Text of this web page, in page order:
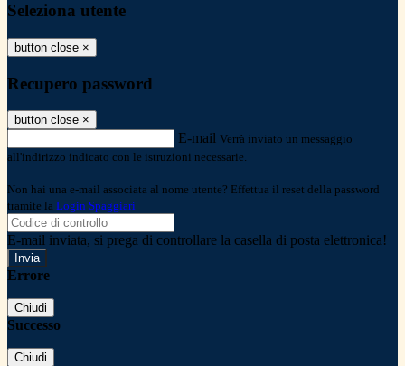
Seleziona utente
button close ×
Recupero password
button close ×
E-mail Verrà inviato un messaggio
all'indirizzo indicato con le istruzioni necessarie.
Non hai una e-mail associata al nome utente? Effettua il reset della password
tramite la Login Spaggiari
E-mail inviata, si prega di controllare la casella di posta elettronica!
Errore
Chiudi
Successo
Chiudi